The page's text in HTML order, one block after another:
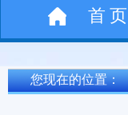
首页
您现在的位置：